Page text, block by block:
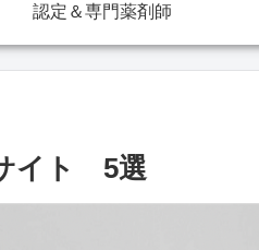
認定＆専門薬剤師
イト 5選